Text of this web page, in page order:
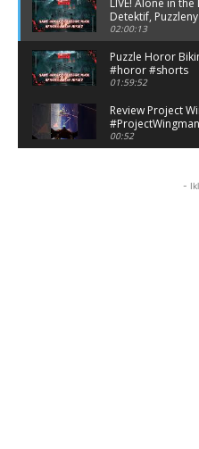
LIVE! Alone in
Detektif,
02:00:13
Puzzle Horor
#horor #shorts
01:59:52
Review Project
#ProjectWingman
00:52
-